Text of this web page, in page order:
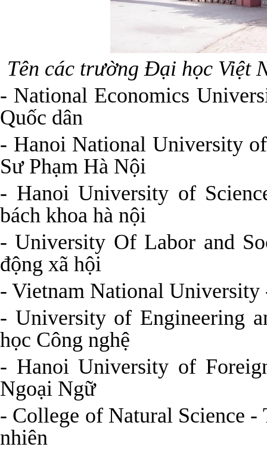
Tên các trường Đại học Việt
- National Economics
Quốc dân
- Hanoi National University
Sư Phạm Hà Nội
- Hanoi University of
bách khoa hà nội
- University Of Labor and
động xã hội
- Vietnam National
- University of Engineering
học Công nghệ
- Hanoi University of
Ngoại Ngữ
- College of Natural Science
nhiên